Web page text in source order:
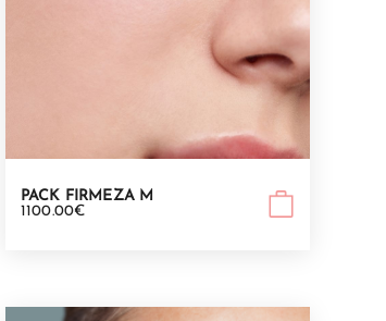
PACK FIRMEZA M
1100.00€